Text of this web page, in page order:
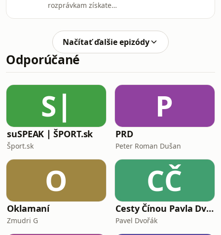
rozprávkam získate
https://herohero.co/paradnerozpravky/
Ročné predplatné (výhodnejšie ako
mesačné):
https://www.paypal.com/ncp/payment/
Načítať ďalšie epizódy
Odporúčané
S∣
suSPEAK ∣ ŠPORT.sk
Šport.sk
P
PRD
Peter Roman Dušan
O
Oklamaní
Zmudri G
CČ
Cesty Čínou Pavla Dvořáka
Pavel Dvořák